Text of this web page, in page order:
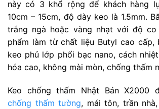
này có 3 khổ rộng để khách hàng
10cm – 15cm, độ dày keo là 1.5mm.
trắng ngà hoặc vàng nhạt với độ co
phẩm làm từ chất liệu Butyl cao cấp,
keo phủ lớp phổi bạc nano, cách
hóa cao, không mài mòn, chống thấm
Keo chống thấm Nhật Bản X2000
chống thấm tường, mái tôn, trần